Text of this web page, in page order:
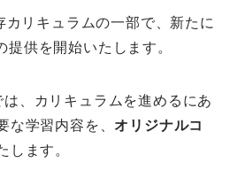
リキュラムの一部で、新たに
提供を開始いたします。
、カリキュラムを進めるにあ
な学習内容を、 オリジナルコ
します。